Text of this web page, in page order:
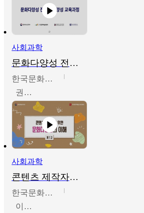
사회과학
문화다양성 전문인력 양성 기본과정 - 문화다양성의 이해
한국문화예술교육진흥원
권숙인 외 8명
사회과학
콘텐츠 제작자를 위한 문화다양성의 이해
한국문화예술교육진흥원
이성민